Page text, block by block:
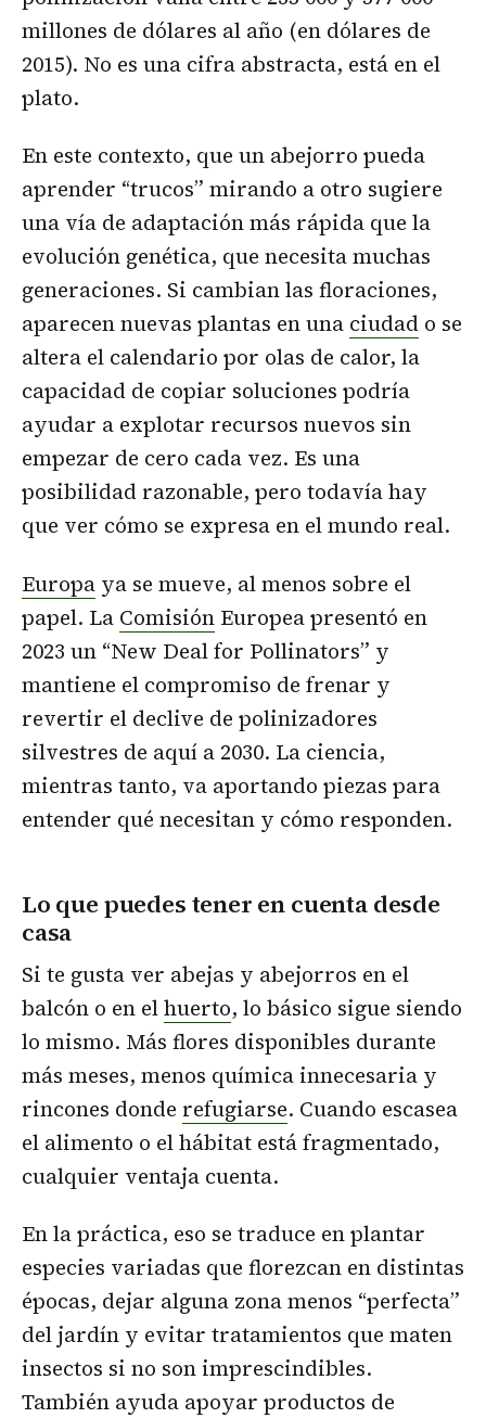
millones de dólares al año (en dólares de
2015). No es una cifra abstracta, está en el
plato.
En este contexto, que un abejorro pueda
aprender “trucos” mirando a otro sugiere
una vía de adaptación más rápida que la
evolución genética, que necesita muchas
generaciones. Si cambian las floraciones,
aparecen nuevas plantas en una ciudad o se
altera el calendario por olas de calor, la
capacidad de copiar soluciones podría
ayudar a explotar recursos nuevos sin
empezar de cero cada vez. Es una
posibilidad razonable, pero todavía hay
que ver cómo se expresa en el mundo real.
Europa ya se mueve, al menos sobre el
papel. La Comisión Europea presentó en
2023 un “New Deal for Pollinators” y
mantiene el compromiso de frenar y
revertir el declive de polinizadores
silvestres de aquí a 2030. La ciencia,
mientras tanto, va aportando piezas para
entender qué necesitan y cómo responden.
Lo que puedes tener en cuenta desde
casa
Si te gusta ver abejas y abejorros en el
balcón o en elhuerto, lo básico sigue siendo
lo mismo. Más flores disponibles durante
más meses, menos química innecesaria y
rincones donde refugiarse. Cuando escasea
el alimento o el hábitat está fragmentado,
cualquier ventaja cuenta.
En la práctica, eso se traduce en plantar
especies variadas que florezcan en distintas
épocas, dejar alguna zona menos “perfecta”
del jardín y evitar tratamientos que maten
insectos si no son imprescindibles.
También ayuda apoyar productos de